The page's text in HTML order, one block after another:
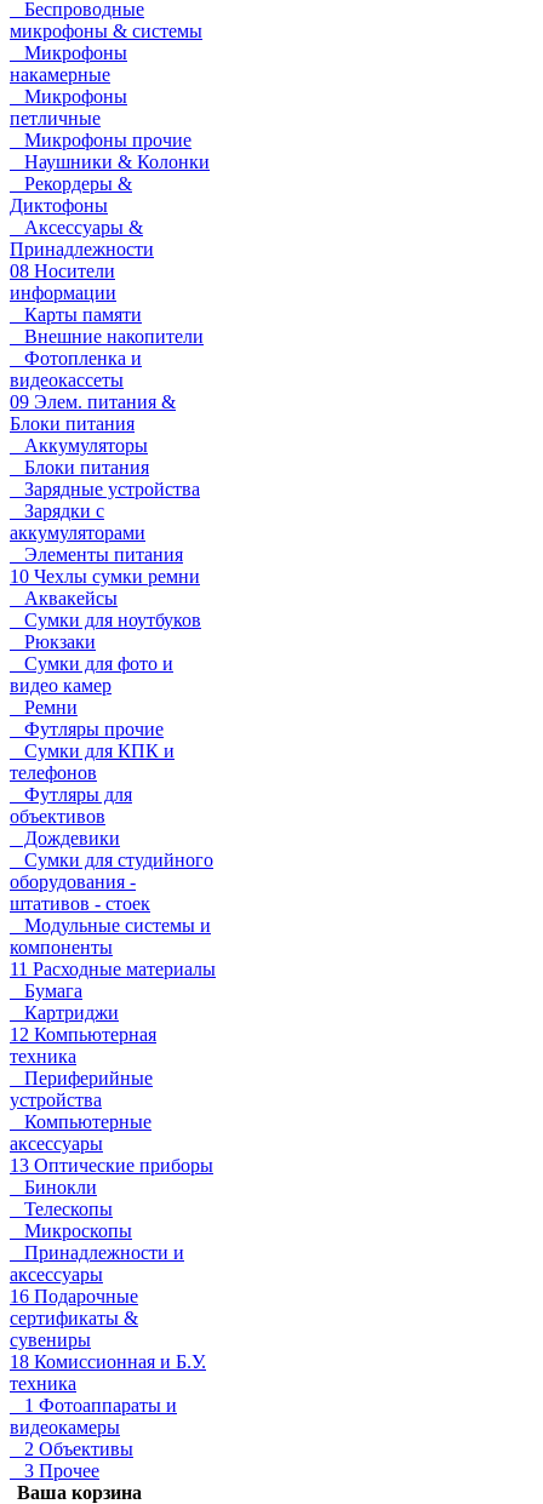
Беспроводные
микрофоны & системы
Микрофоны
накамерные
Микрофоны
петличные
Микрофоны прочие
Наушники & Колонки
Рекордеры &
Диктофоны
Аксессуары &
Принадлежности
08 Носители
информации
Карты памяти
Внешние накопители
Фотопленка и
видеокассеты
09 Элем. питания &
Блоки питания
Аккумуляторы
Блоки питания
Зарядные устройства
Зарядки с
аккумуляторами
Элементы питания
10 Чехлы сумки ремни
Аквакейсы
Сумки для ноутбуков
Рюкзаки
Сумки для фото и
видео камер
Ремни
Футляры прочие
Сумки для КПК и
телефонов
Футляры для
объективов
Дождевики
Сумки для студийного
оборудования -
штативов - стоек
Модульные системы и
компоненты
11 Расходные материалы
Бумага
Картриджи
12 Компьютерная
техника
Периферийные
устройства
Компьютерные
аксессуары
13 Оптические приборы
Бинокли
Телескопы
Микроскопы
Принадлежности и
аксессуары
16 Подарочные
сертификаты &
сувениры
18 Комиссионная и Б.У.
техника
1 Фотоаппараты и
видеокамеры
2 Объективы
3 Прочее
Ваша корзина